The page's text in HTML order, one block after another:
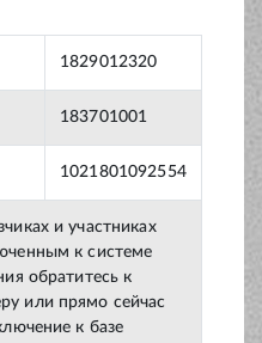
1829012320
183701001
1021801092554
и участниках
к системе
обратитесь к
или прямо сейчас
к базе